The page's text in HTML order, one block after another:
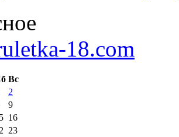
18.com
Вс
2
9
16
23